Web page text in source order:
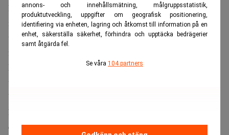
annons- och innehållsmätning, målgruppsstatistik,
produktutveckling, uppgifter om geografisk positionering,
identifiering via enheten, lagring och åtkomst till information på en
enhet, säkerställa säkerhet, förhindra och upptäcka bedrägerier
samt åtgärda fel.
Se våra 104 partners
Däremot riskerar nyexaminerade att drabbas hårdast,
minskade nyanställningar till följd av AI är koncentrerade
till tjänster som kräver högskoleutbildning, konstaterar
forskarna.
Läs även:
Google gasar förbi OpenAI med helt nya AI-
tjänster. Dagens PS
Van’t Noordende på Randstad betonar att framgång
handlar om att kombinera teknik med mänskliga
egenskaper. Efterfrågan på emotionell intelligens och